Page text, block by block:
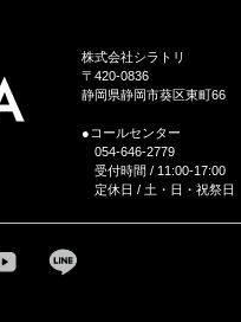
株式会社シラトリ
〒420-0836
静岡県静岡市葵区東町66
●コールセンター
054-646-2779
受付時間 / 11:00-17:00
定休日 / 土・日・祝祭日